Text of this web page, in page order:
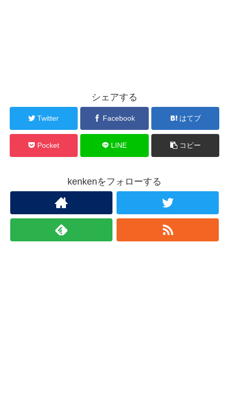
シェアする
Twitter Facebook はてブ
Pocket LINE コピー
kenkenをフォローする